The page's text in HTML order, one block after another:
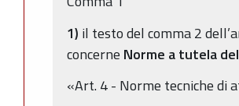
1) il testo del comma 2
concerne Norme a tutela
«Art. 4 - Norme tecniche di